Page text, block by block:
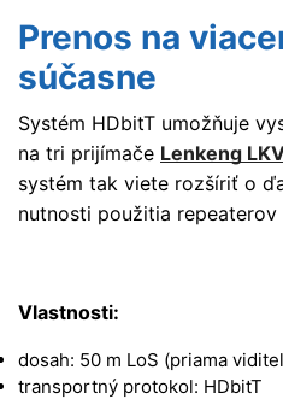
Prenos na
súčasne
Systém HDbitT umožňuje
na tri prijímače Lenkeng
systém tak viete rozšíriť o
nutnosti použitia
Vlastnosti:
dosah: 50 m LoS (priama
transportný protokol: HDbitT